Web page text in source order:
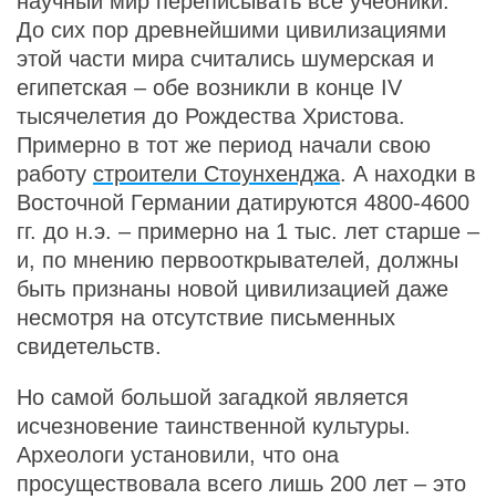
До сих пор древнейшими цивилизациями
этой части мира считались шумерская и
египетская – обе возникли в конце IV
тысячелетия до Рождества Христова.
Примерно в тот же период начали свою
работу строители Стоунхенджа. А находки в
Восточной Германии датируются 4800-4600
гг. до н.э. – примерно на 1 тыс. лет старше –
и, по мнению первооткрывателей, должны
быть признаны новой цивилизацией даже
несмотря на отсутствие письменных
свидетельств.
Но самой большой загадкой является
исчезновение таинственной культуры.
Археологи установили, что она
просуществовала всего лишь 200 лет – это